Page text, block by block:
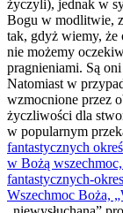
życzyli), jednak w
Bogu w modlitwie,
tak, gdyż wiemy, że
nie możemy
pragnieniami. Są
Natomiast w
wzmocnione przez
życzliwości dla
w popularnym
fantastycznych
w Bożą
fantastycznych-
Wszechmoc Boża,